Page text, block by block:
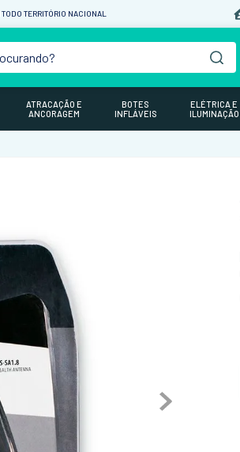
TERRITÓRIO NACIONAL
ATRACAÇÃO E
ANCORAGEM
BOTES
INFLÁVEIS
ELÉTRICA E
ILUMINAÇÃO